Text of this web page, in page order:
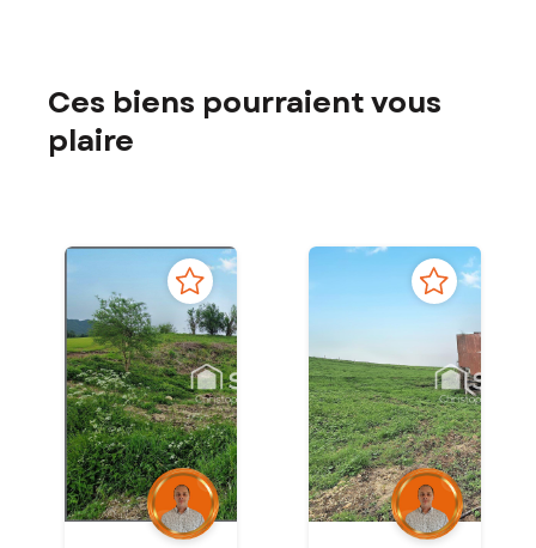
Ces biens pourraient vous
plaire